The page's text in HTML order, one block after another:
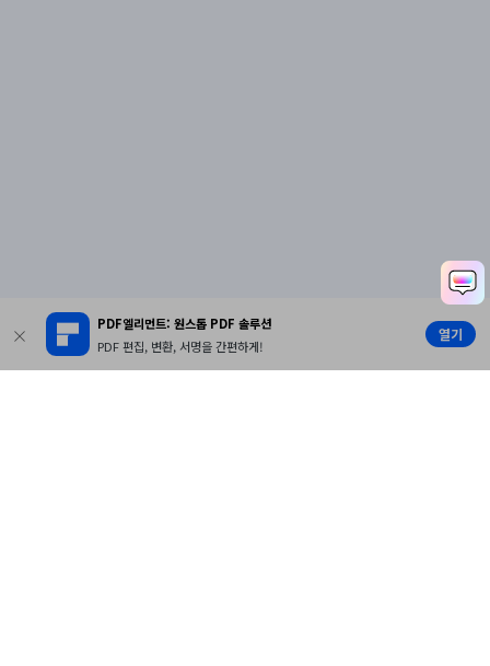
PDF엘리먼트: 원스톱 PDF 솔루션
PDF 편집, 변환, 서명을 간편하게!
열기